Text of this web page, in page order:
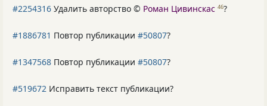
#2254316 Удалить авторство © Роман Цивинскас 46?
#1886781 Повтор публикации #50807?
#1347568 Повтор публикации #50807?
#519672 Исправить текст публикации?